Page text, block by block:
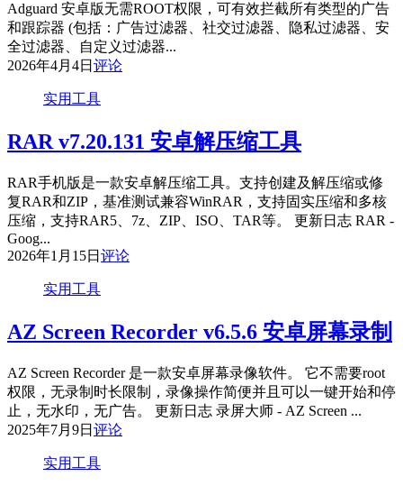
Adguard 安卓版无需ROOT权限，可有效拦截所有类型的广告
和跟踪器 (包括：广告过滤器、社交过滤器、隐私过滤器、安
全过滤器、自定义过滤器...
2026年4月4日 评论
实用工具
RAR v7.20.131 安卓解压缩工具
RAR手机版是一款安卓解压缩工具。支持创建及解压缩或修
复RAR和ZIP，基准测试兼容WinRAR，支持固实压缩和多核
压缩，支持RAR5、7z、ZIP、ISO、TAR等。 更新日志 RAR -
Goog...
2026年1月15日 评论
实用工具
AZ Screen Recorder v6.5.6 安卓屏幕录制
AZ Screen Recorder 是一款安卓屏幕录像软件。 它不需要root
权限，无录制时长限制，录像操作简便并且可以一键开始和停
止，无水印，无广告。 更新日志 录屏大师 - AZ Screen ...
2025年7月9日 评论
实用工具